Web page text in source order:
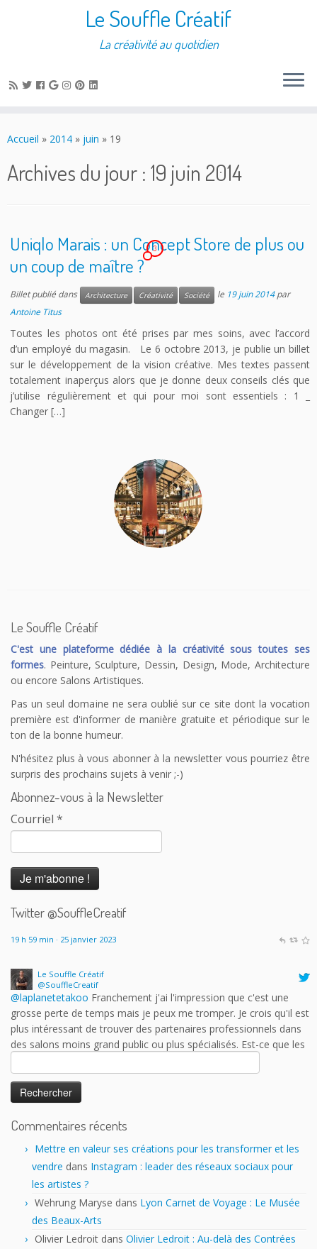
Le Souffle Créatif
La créativité au quotidien
Accueil » 2014 » juin » 19
Archives du jour : 19 juin 2014
Uniqlo Marais : un Concept Store de plus ou
un coup de maître ?
3
Billet publié dans Architecture Créativité Société le 19 juin 2014 par
Antoine Titus
Toutes les photos ont été prises par mes soins, avec l’accord
d’un employé du magasin. Le 6 octobre 2013, je publie un billet
sur le développement de la vision créative. Mes textes passent
totalement inaperçus alors que je donne deux conseils clés que
j’utilise régulièrement et qui pour moi sont essentiels : 1 _
Changer […]
Le Souffle Créatif
C'est une plateforme dédiée à la créativité sous toutes ses
formes. Peinture, Sculpture, Dessin, Design, Mode, Architecture
ou encore Salons Artistiques.
Pas un seul domaine ne sera oublié sur ce site dont la vocation
première est d'informer de manière gratuite et périodique sur le
ton de la bonne humeur.
N'hésitez plus à vous abonner à la newsletter vous pourriez être
surpris des prochains sujets à venir ;-)
Abonnez-vous à la Newsletter
Courriel *
Twitter @SouffleCreatif
Le Souffle Créatif
@SouffleCreatif
200 touchent le RSA à Angoulême excusez-moi mais les calculs
sont pas bons...
19 h 59 min · 25 janvier 2023
Le Souffle Créatif
@laplanetetakoo
grosse perte de temps mais je peux me tromper. Je crois qu'il est
plus intéressant de trouver des partenaires professionnels dans
des salons moins grand public ou plus spécialisés. Est-ce que les
auteurs y trouvent vraiment leur compte?
17 h 43 min · 25 janvier 2023
Commentaires récents
Mettre en valeur ses créations pour les transformer et les
vendre dans Instagram : leader des réseaux sociaux pour
les artistes ?
Wehrung Maryse dans Lyon Carnet de Voyage : Le Musée
des Beaux-Arts
Olivier Ledroit dans Olivier Ledroit : Au-delà des Contrées